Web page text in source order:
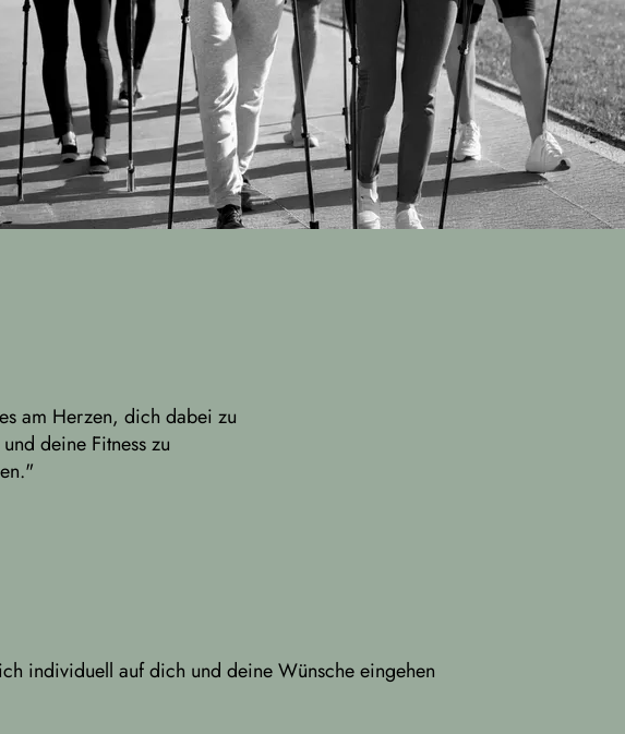
am Herzen, dich dabei zu
deine Fitness zu
individuell auf dich und deine Wünsche eingehen